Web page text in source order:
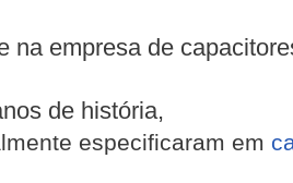
na empresa de
de história,
especificaram em